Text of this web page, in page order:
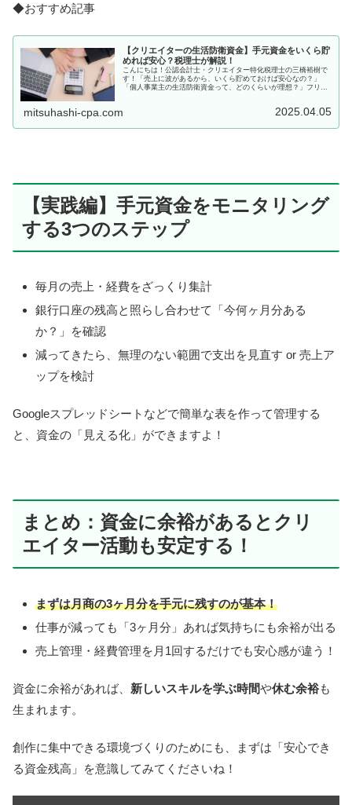
◆おすすめ記事
【クリエイターの生活防衛資金】手元資金をいくら貯
めれば安心？税理士が解説！
こんにちは！公認会計士・クリエイター特化税理士の三橋裕樹で
す！「売上に波があるから、いくら貯めておけば安心なの？」
「個人事業主の生活防衛資金って、どのくらいが理想？」フリー
mitsuhashi-cpa.com 2025.04.05
【実践編】手元資金をモニタリング
する3つのステップ
毎月の売上・経費をざっくり集計
銀行口座の残高と照らし合わせて「今何ヶ月分ある
か？」を確認
減ってきたら、無理のない範囲で支出を見直す or 売上ア
ップを検討
Googleスプレッドシートなどで簡単な表を作って管理する
と、資金の「見える化」ができますよ！
まとめ：資金に余裕があるとクリ
エイター活動も安定する！
まずは月商の3ヶ月分を手元に残すのが基本！
仕事が減っても「3ヶ月分」あれば気持ちにも余裕が出る
売上管理・経費管理を月1回するだけでも安心感が違う！
資金に余裕があれば、 新しいスキルを学ぶ時間や休む余裕も
生まれます。
創作に集中できる環境づくりのためにも、まずは「安心でき
る資金残高」を意識してみてくださいね！